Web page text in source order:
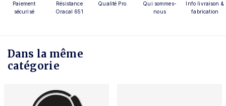
Paiement
sécurisé
Résistance
Oracal 651
Qualité Pro.
Qui sommes-
nous
Info livraison &
fabrication
Dans la même
catégorie